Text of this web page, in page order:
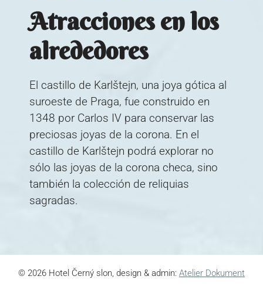
Atracciones en los
alrededores
El castillo de Karlštejn, una joya gótica al
suroeste de Praga, fue construido en
1348 por Carlos IV para conservar las
preciosas joyas de la corona. En el
castillo de Karlštejn podrá explorar no
sólo las joyas de la corona checa, sino
también la colección de reliquias
sagradas.
© 2026 Hotel Černý slon, design & admin: Atelier Dokument